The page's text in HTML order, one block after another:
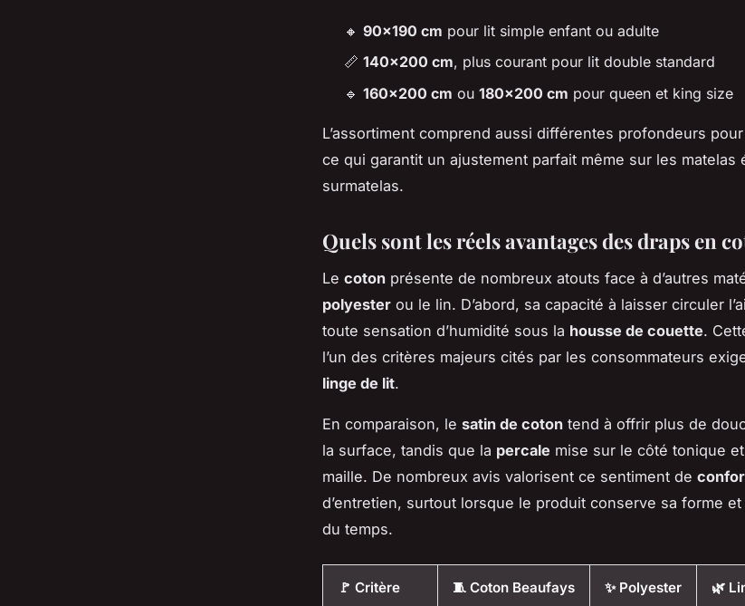
🔸 90x190 cm pour lit simple enfant ou adulte
📏 140x200 cm, plus courant pour lit double standard
🔹 160x200 cm ou 180x200 cm pour queen et king size
L’assortiment comprend aussi différentes profondeurs
ce qui garantit un ajustement parfait même sur les matelas
surmatelas.
Quels sont les réels avantages des draps en
Le coton présente de nombreux atouts face à d’autres
polyester ou le lin. D’abord, sa capacité à laisser circuler
toute sensation d’humidité sous la housse de couette.
l’un des critères majeurs cités par les consommateurs
linge de lit.
En comparaison, le satin de coton tend à offrir plus de
la surface, tandis que la percale mise sur le côté tonique
maille. De nombreux avis valorisent ce sentiment de
d’entretien, surtout lorsque le produit conserve sa forme
du temps.
🚩 Critère 🧵 Coton Beaufays ✨ Polyester 🌿